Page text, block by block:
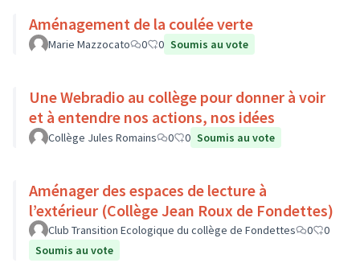
Aménagement de la coulée verte
Marie Mazzocato 0 0 Soumis au vote
Une Webradio au collège pour donner à voir
et à entendre nos actions, nos idées
Collège Jules Romains 0 0 Soumis au vote
Aménager des espaces de lecture à
l’extérieur (Collège Jean Roux de Fondettes)
Club Transition Ecologique du collège de Fondettes 0
0
Soumis au vote